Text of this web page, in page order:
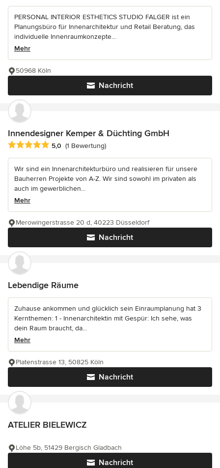
PERSONAL INTERIOR ESTHETICS STUDIO FALGER ist ein
Planungsbüro für Innenarchitektur und Retail Beratung, das
individuelle Innenraumkonzepte...
Mehr
Nachricht
50968 Köln
Innendesigner Kemper & Düchting GmbH
Durchschnittliche Bewertung: 5 von 5 Sternen
5,0 (1 Bewertung)
Wir sind ein Innenarchitekturbüro und realisieren für unsere
Bauherren Projekte von A-Z. Wir sind sowohl im privaten als
auch im gewerblichen...
Mehr
Nachricht
Merowingerstrasse 20 d, 40223 Düsseldorf
Lebendige Räume
Zuhause ankommen und glücklich sein Einraumplanung hat 3
Kernthemen: 1 - Innenarchitektin mit Gespür: Ich sehe, was
dein Raum braucht, da...
Mehr
Nachricht
Platenstrasse 13, 50825 Köln
ATELIER BIELEWICZ
Nachricht
Löhe 5b, 51429 Bergisch Gladbach